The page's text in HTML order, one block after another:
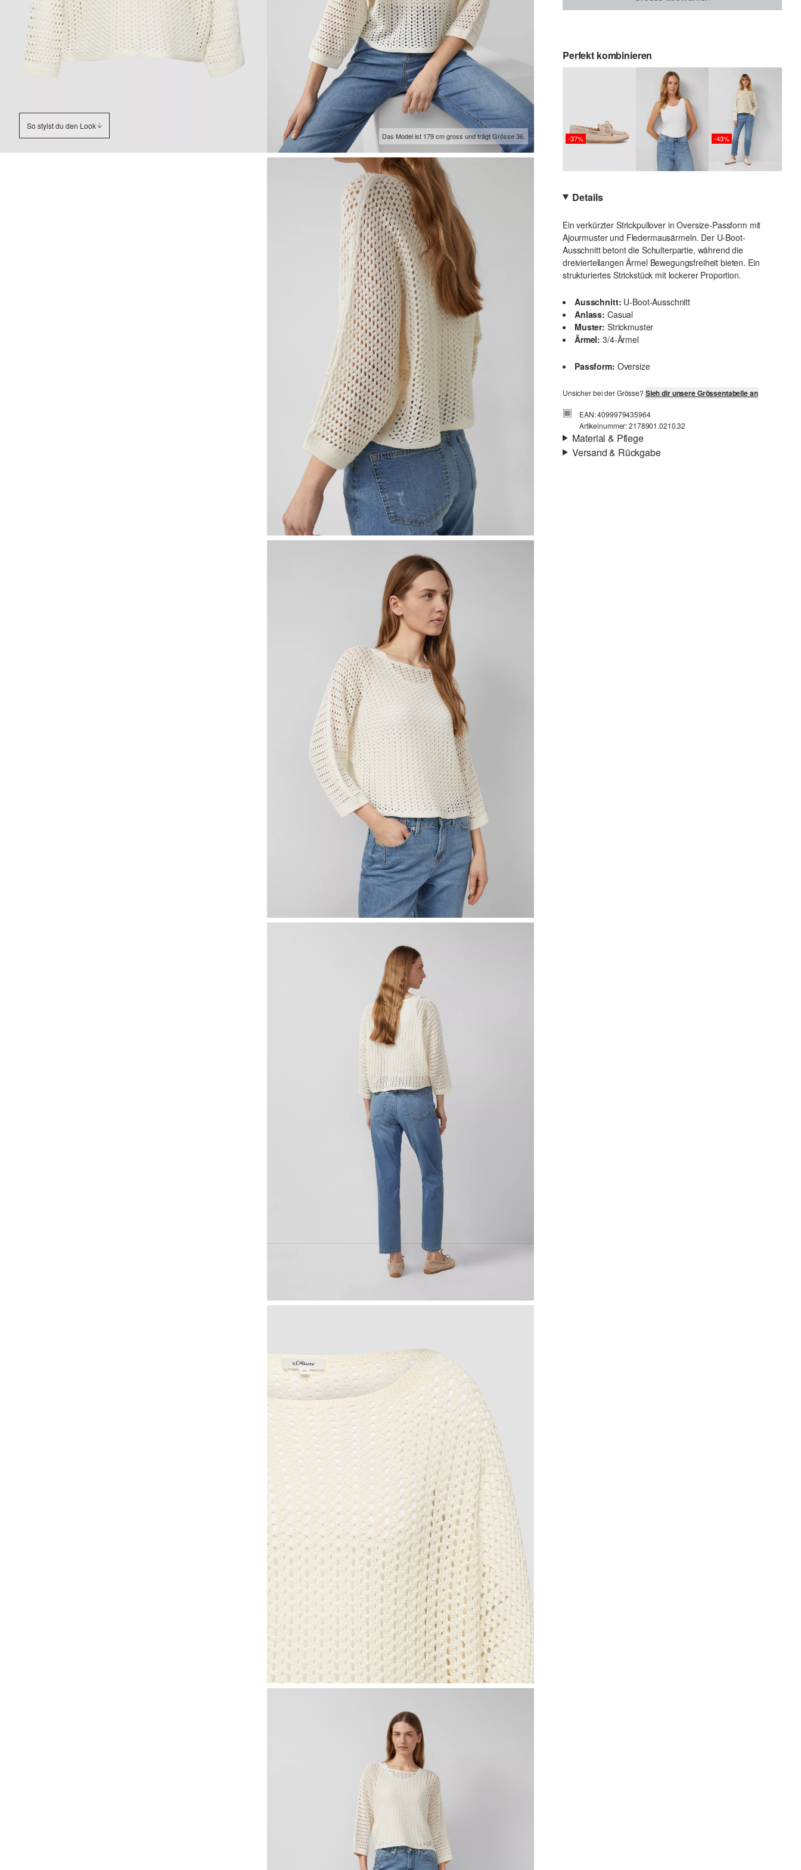
So stylst du den Look
Das Model ist 179 cm gross und trägt Grösse 36.
Perfekt kombinieren
-37% -43%
Details
Ein verkürzter Strickpullover in Oversize-Passform mit
Ajourmuster und Fledermausärmeln. Der U-Boot-
Ausschnitt betont die Schulterpartie, während die
dreiviertellangen Ärmel Bewegungsfreiheit bieten. Ein
strukturiertes Strickstück mit lockerer Proportion.
Ausschnitt: U-Boot-Ausschnitt
Anlass: Casual
Muster: Strickmuster
Ärmel: 3/4-Ärmel
Passform: Oversize
Unsicher bei der Grösse? Sieh dir unsere Grössentabelle an
EAN: 4099979435964
Artikelnummer: 2178901.0210.32
Material & Pflege
Versand & Rückgabe